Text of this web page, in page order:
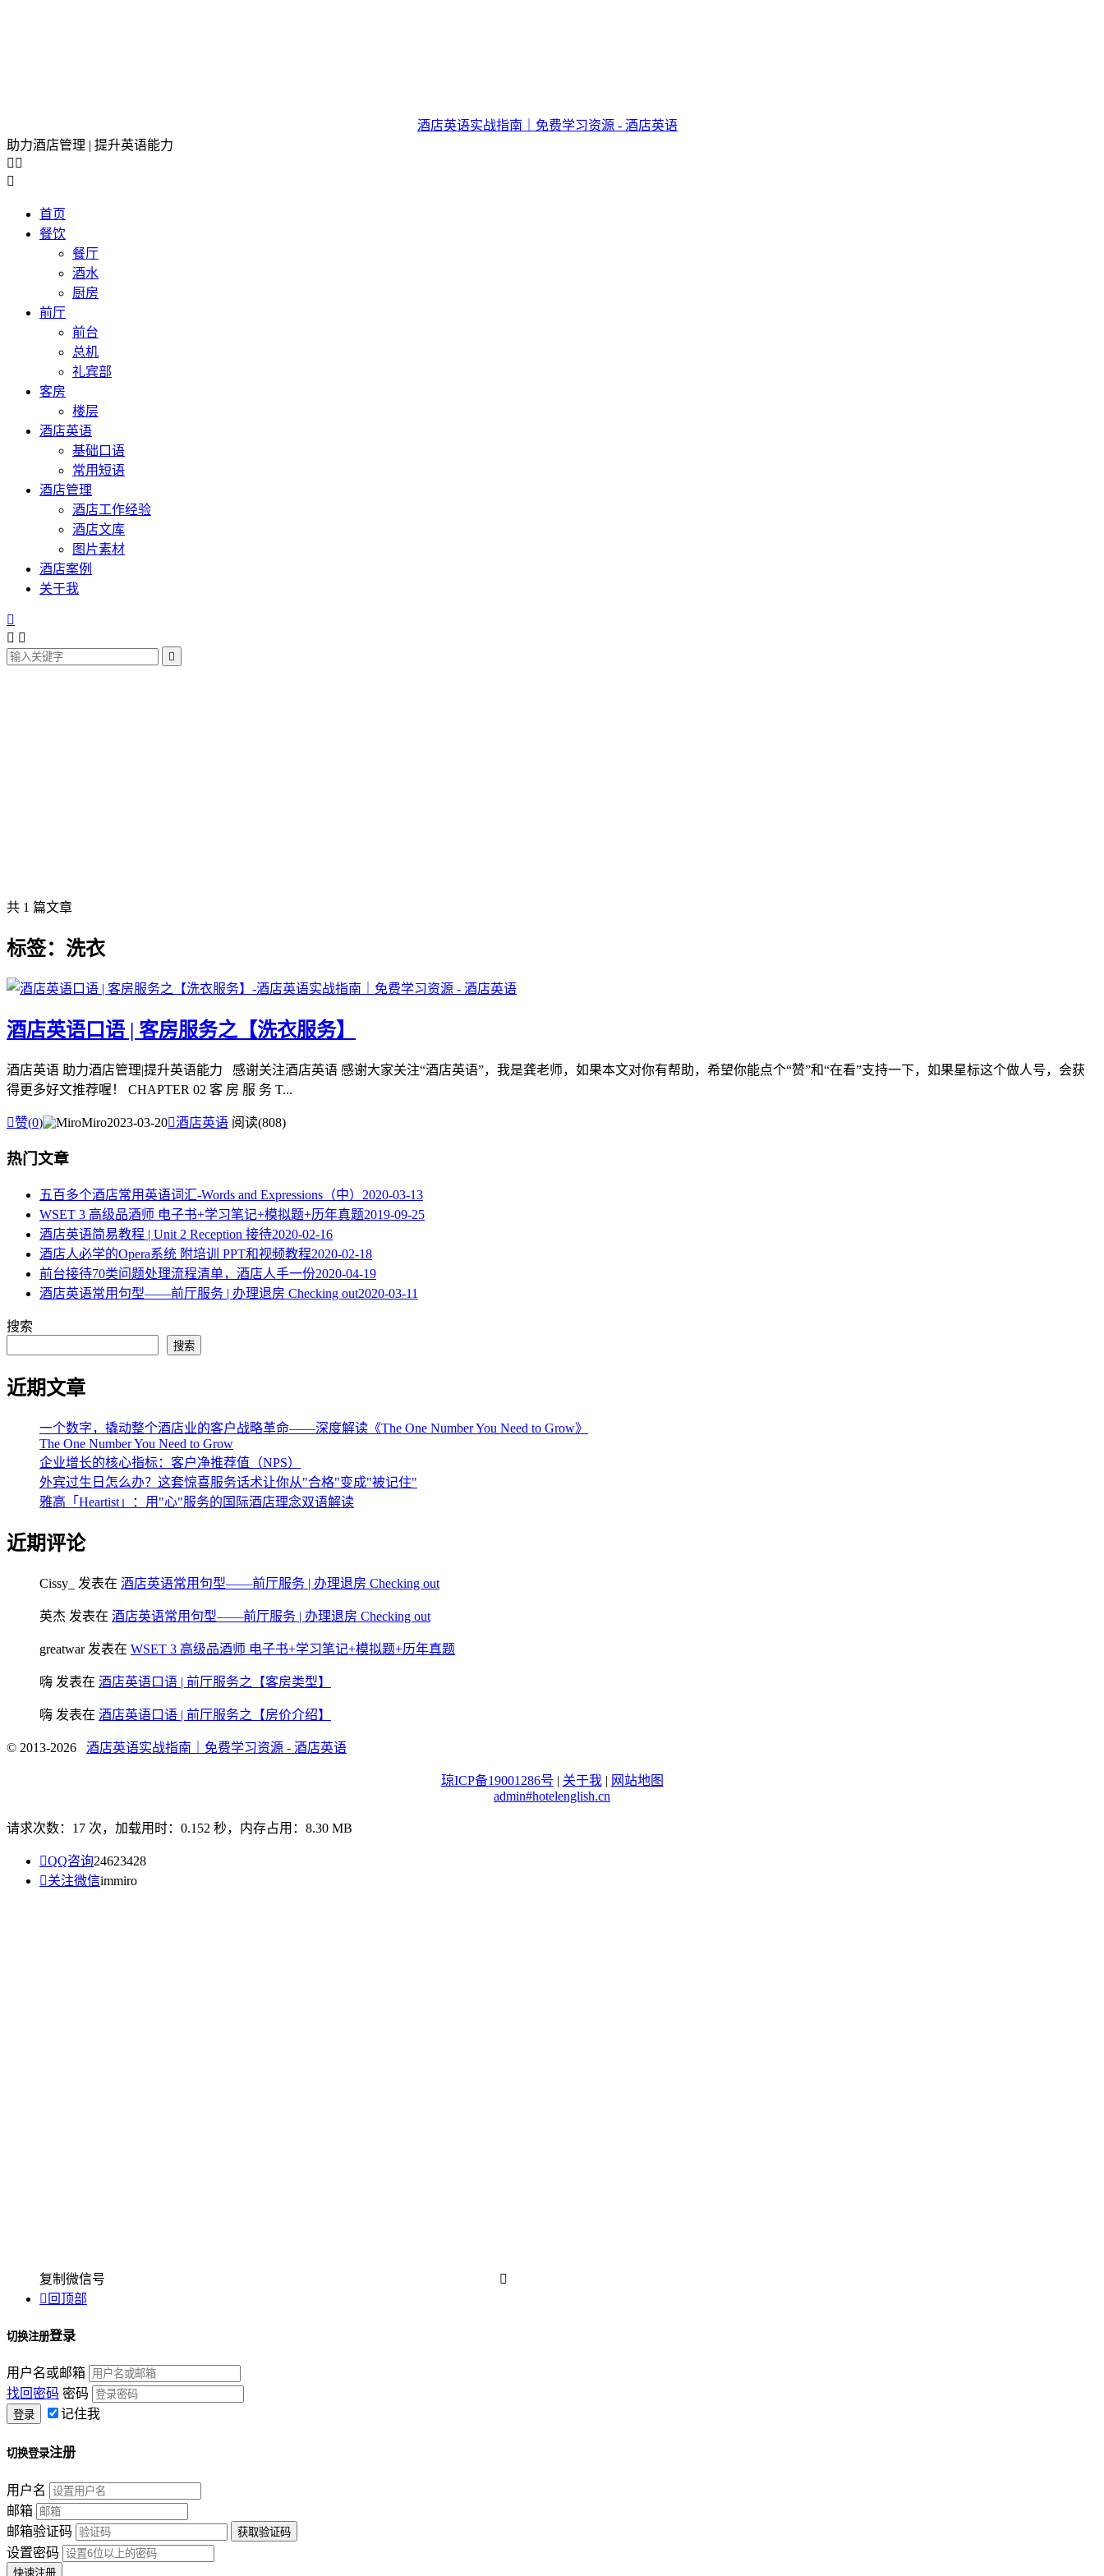
酒店英语实战指南｜免费学习资源 - 酒店英语
助力酒店管理 | 提升英语能力
 

首页
餐饮
餐厅
酒水
厨房
前厅
前台
总机
礼宾部
客房
楼层
酒店英语
基础口语
常用短语
酒店管理
酒店工作经验
酒店文库
图片素材
酒店案例
关于我

 

共 1 篇文章
标签：洗衣
酒店英语口语 | 客房服务之【洗衣服务】
酒店英语 助力酒店管理|提升英语能力 感谢关注酒店英语 感谢大家关注“酒店英语”，我是龚老师，如果本文对你有帮助，希望你能点个“赞”和“在看”支持一下，如果星标这个做人号，会获
得更多好文推荐喔！ CHAPTER 02 客 房 服 务 T...
赞(0) Miro2023-03-20酒店英语 阅读(808)
热门文章
五百多个酒店常用英语词汇-Words and Expressions（中） 2020-03-13
WSET 3 高级品酒师 电子书+学习笔记+模拟题+历年真题2019-09-25
酒店英语简易教程 | Unit 2 Reception 接待2020-02-16
酒店人必学的Opera系统 附培训 PPT和视频教程2020-02-18
​前台接待70类问题处理流程清单，酒店人手一份2020-04-19
酒店英语常用句型——前厅服务 | 办理退房 Checking out2020-03-11
搜索
搜索
近期文章
一个数字，撬动整个酒店业的客户战略革命——深度解读《The One Number You Need to Grow》
The One Number You Need to Grow
企业增长的核心指标：客户净推荐值（NPS）
外宾过生日怎么办？这套惊喜服务话术让你从"合格"变成"被记住"
雅高「Heartist」：用"心"服务的国际酒店理念双语解读
近期评论
Cissy_ 发表在 酒店英语常用句型——前厅服务 | 办理退房 Checking out
英杰 发表在 酒店英语常用句型——前厅服务 | 办理退房 Checking out
greatwar发表在 WSET 3 高级品酒师 电子书+学习笔记+模拟题+历年真题
嗨 发表在 酒店英语口语 | 前厅服务之【客房类型】
嗨 发表在 酒店英语口语 | 前厅服务之【房价介绍】
© 2013-2026 酒店英语实战指南｜免费学习资源 - 酒店英语
琼ICP备19001286号 | 关于我 | 网站地图
admin#hotelenglish.cn
请求次数：17 次，加载用时：0.152 秒，内存占用：8.30 MB
QQ咨询24623428
关注微信immiro
复制微信号

 回顶部
切换注册登录
用户名或邮箱
找回密码 密码
记住我
切换登录注册
用户名
邮箱
邮箱验证码
设置密码